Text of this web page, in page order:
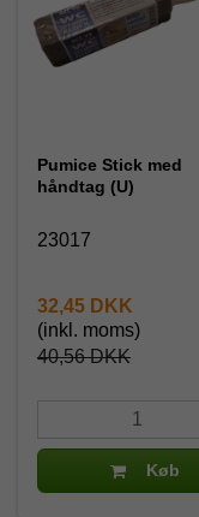
Pumice Stick med
håndtag (U)
23017
40,56 DKK
32,45 DKK
(inkl. moms)
Køb